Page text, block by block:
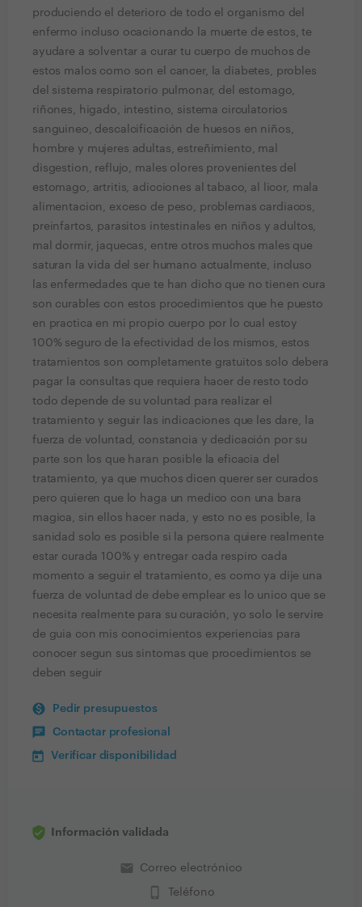
produciendo el deterioro de todo el organismo del
enfermo incluso ocacionando la muerte de estos, te
ayudare a solventar a curar tu cuerpo de muchos de
estos malos como son el cancer, la diabetes, probles
del sistema respiratorio pulmonar, del estomago,
riñones, higado, intestino, sistema circulatorios
sanguineo, descalcificación de huesos en niños,
hombre y mujeres adultas, estreñimiento, mal
disgestion, reflujo, males olores provenientes del
estomago, artritis, adicciones al tabaco, al licor, mala
alimentacion, exceso de peso, problemas cardiacos,
preinfartos, parasitos intestinales en niños y adultos,
mal dormir, jaquecas, entre otros muchos males que
saturan la vida del ser humano actualmente, incluso
las enfermedades que te han dicho que no tienen cura
son curables con estos procedimientos que he puesto
en practica en mi propio cuerpo por lo cual estoy
100% seguro de la efectividad de los mismos, estos
tratamientos son completamente gratuitos solo debera
pagar la consultas que requiera hacer de resto todo
todo depende de su voluntad para realizar el
tratamiento y seguir las indicaciones que les dare, la
fuerza de voluntad, constancia y dedicación por su
parte son los que haran posible la eficacia del
tratamiento, ya que muchos dicen querer ser curados
pero quieren que lo haga un medico con una bara
magica, sin ellos hacer nada, y esto no es posible, la
sanidad solo es posible si la persona quiere realmente
estar curada 100% y entregar cada respiro cada
momento a seguir el tratamiento, es como ya dije una
fuerza de voluntad de debe emplear es lo unico que se
necesita realmente para su curación, yo solo le servire
de guia con mis conocimientos experiencias para
conocer segun sus sintomas que procedimientos se
deben seguir
Pedir presupuestos
Contactar profesional
Verificar disponibilidad
Información validada
email Correo electrónico
phone_iphone Teléfono